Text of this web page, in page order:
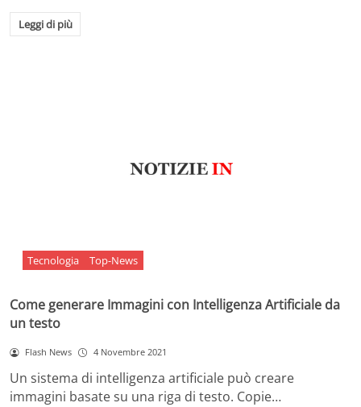
Leggi di più
Tecnologia Top-News
Come generare Immagini con Intelligenza Artificiale da
un testo
Flash News 4 Novembre 2021
Un sistema di intelligenza artificiale può creare
immagini basate su una riga di testo. Copie…